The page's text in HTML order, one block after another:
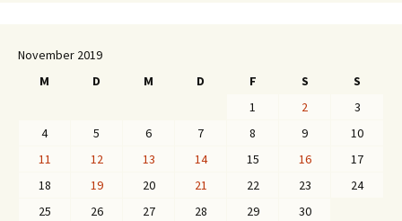
November 2019
M
D M D F S
S
1
2
3
4
5 6 7 8 9
10
11
12 13 14 15 16
17
18
19 20 21 22 23
24
25
26 27 28 29
30